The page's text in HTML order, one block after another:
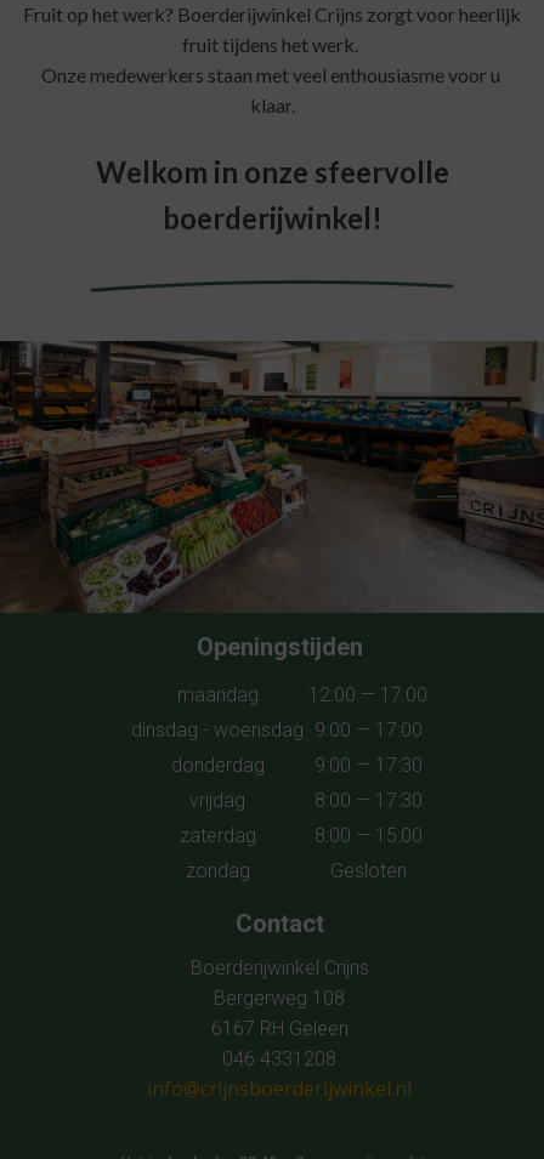
Fruit op het werk? Boerderijwinkel Crijns zorgt voor heerlijk
fruit tijdens het werk.
Onze medewerkers staan met veel enthousiasme voor u
klaar.
Welkom in onze sfeervolle
boerderijwinkel!
Openingstijden
maandag
12:00 — 17:00
dinsdag - woensdag 9:00 — 17:00
donderdag
9:00 — 17:30
vrijdag
8:00 — 17:30
zaterdag
8:00 — 15:00
zondag
Gesloten
Contact
Boerderijwinkel Crijns
Bergerweg 108
6167 RH Geleen
046 4331208
info@crijnsboerderijwinkel.nl
Wij zijn gewoon
geopend